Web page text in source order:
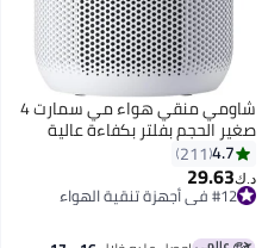
شاومي منقي هواء مي سمارت 4
صغير الحجم بفلتر بكفاءة عالية
Home مع شاشة OLED بالتحكم
باللمس AC-M18-SC أبيض
4.7
211
د.ك‏29.63
#12 في أجهزة تنقية الهواء
تم بيع +50 مؤخرًا